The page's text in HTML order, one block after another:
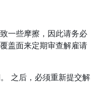
一些摩擦，因此请务必
盖面来定期审查解雇请
之后，必须重新提交解